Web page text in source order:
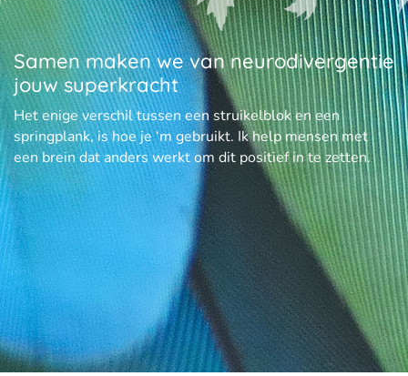
Samen maken we van neurodivergentie
jouw superkracht
Het enige verschil tussen een struikelblok en een
springplank, is hoe je ‘m gebruikt. Ik help mensen met
een brein dat anders werkt om dit positief in te zetten.